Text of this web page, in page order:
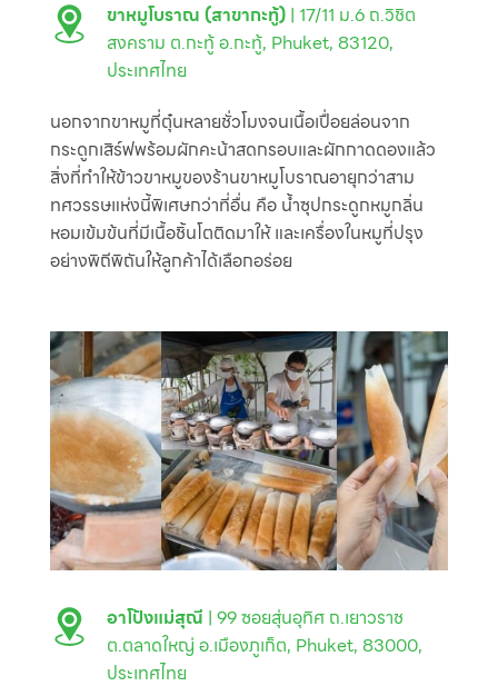
ขาหมูโบราณ (สาขากะทู้) | 17/11 ม.6 ถ.วิชิต
สงคราม ต.กะทู้ อ.กะทู้, Phuket, 83120,
ประเทศไทย
นอกจากขาหมูที่ตุ๋นหลายชั่วโมงจนเนื้อเปื่อยล่อนจาก
กระดูกเสิร์ฟพร้อมผักคะน้าสดกรอบและผักกาดดองแล้ว
สิ่งที่ทำให้ข้าวขาหมูของร้านขาหมูโบราณอายุกว่าสาม
ทศวรรษแห่งนี้พิเศษกว่าที่อื่น คือ น้ำซุปกระดูกหมูกลิ่น
หอมเข้มข้นที่มีเนื้อชิ้นโตติดมาให้ และเครื่องในหมูที่ปรุง
อย่างพิถีพิถันให้ลูกค้าได้เลือกอร่อย
อาโป้งแม่สุณี | 99 ซอยสุ่นอุทิศ ถ.เยาวราช
ต.ตลาดใหญ่ อ.เมืองภูเก็ต, Phuket, 83000,
ประเทศไทย